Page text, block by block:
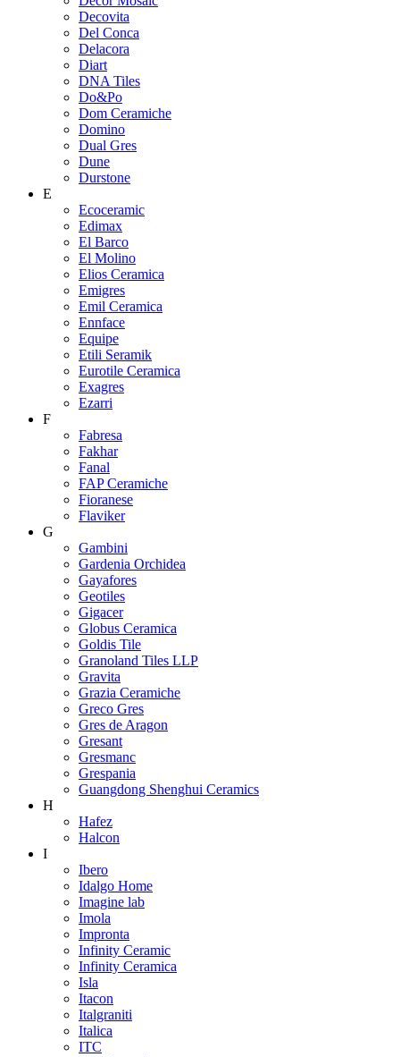
Decovita
Del Conca
Delacora
Diart
DNA Tiles
Do&Po
Dom Ceramiche
Domino
Dual Gres
Dune
Durstone
E
Ecoceramic
Edimax
El Barco
El Molino
Elios Ceramica
Emigres
Emil Ceramica
Ennface
Equipe
Etili Seramik
Eurotile Ceramica
Exagres
Ezarri
F
Fabresa
Fakhar
Fanal
FAP Ceramiche
Fioranese
Flaviker
G
Gambini
Gardenia Orchidea
Gayafores
Geotiles
Gigacer
Globus Ceramica
Goldis Tile
Granoland Tiles LLP
Gravita
Grazia Ceramiche
Greco Gres
Gres de Aragon
Gresant
Gresmanc
Grespania
Guangdong Shenghui Ceramics
H
Hafez
Halcon
I
Ibero
Idalgo Home
Imagine lab
Imola
Impronta
Infinity Ceramic
Infinity Ceramica
Isla
Itacon
Italgraniti
Italica
ITC